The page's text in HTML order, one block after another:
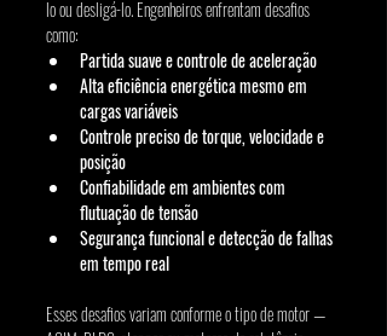
lo ou desligá-lo. Engenheiros enfrentam desafios
como:
Partida suave e controle de aceleração
Alta eficiência energética mesmo em
cargas variáveis
Controle preciso de torque, velocidade e
posição
Confiabilidade em ambientes com
flutuação de tensão
Segurança funcional e detecção de falhas
em tempo real
Esses desafios variam conforme o tipo de motor —